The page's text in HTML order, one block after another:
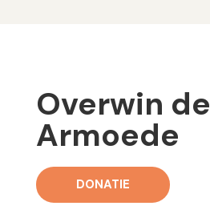
Overwin de
Armoede
DONATIE